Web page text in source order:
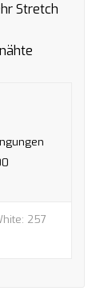
Stretch
257